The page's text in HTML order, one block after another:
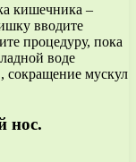
кишечника –
вводите
процедуру, пока
воде
сокращение мускул
нос.